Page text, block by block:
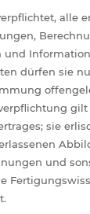
alle
und
dürfen sie
gilt
sie
und